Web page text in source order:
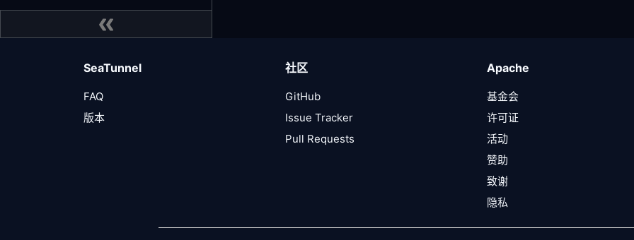
SeaTunnel
FAQ
版本
社区
GitHub
Issue Tracker
Pull Requests
Apache
基金会
许可证
活动
赞助
致谢
隐私